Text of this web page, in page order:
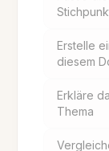
Erstelle
diesem
Erkläre
Thema